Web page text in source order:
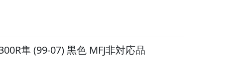
隼 (99-07) 黒色 MFJ非対応品